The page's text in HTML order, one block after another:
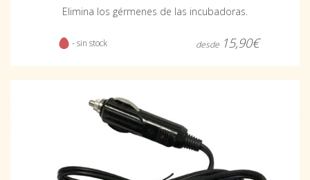
Elimina los gérmenes de las incubadoras.
- sin stock desde 15,90€